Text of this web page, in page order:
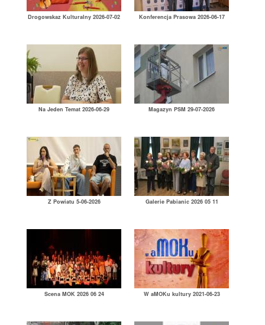
Drogowskaz Kulturalny 2026-07-02 Konferencja Prasowa 2026-06-17
Na Jeden Temat 2026-06-29 Magazyn PSM 29-07-2026
Z Powiatu 5-06-2026 Galerie Pabianic 2026 05 11
Scena MOK 2026 06 24 W aMOKu kultury 2021-06-23